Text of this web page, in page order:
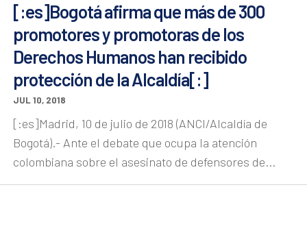
[:es]Bogotá afirma que más de 300
promotores y promotoras de los
Derechos Humanos han recibido
protección de la Alcaldía[:]
JUL 10, 2018
[:es]Madrid, 10 de julio de 2018 (ANCI/Alcaldía de
Bogotá).- Ante el debate que ocupa la atención
colombiana sobre el asesinato de defensores de...